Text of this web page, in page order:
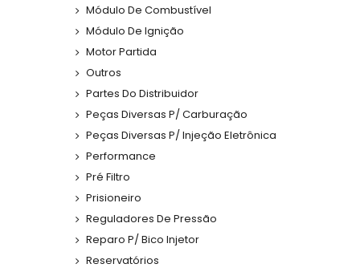
Módulo De Combustível
Módulo De Ignição
Motor Partida
Outros
Partes Do Distribuidor
Peças Diversas P/ Carburação
Peças Diversas P/ Injeção Eletrônica
Performance
Pré Filtro
Prisioneiro
Reguladores De Pressão
Reparo P/ Bico Injetor
Reservatórios